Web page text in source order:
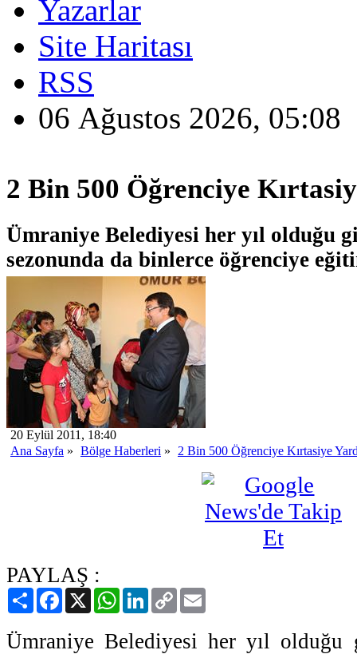
Yazarlar
Site Haritası
RSS
06 Ağustos 2026, 05:08
2 Bin 500 Öğrenciye
Ümraniye Belediyesi her yıl olduğu
sezonunda da binlerce öğrenciye
20 Eylül 2011, 18:40
Ana Sayfa » Bölge Haberleri » 2 Bin 500 Öğrenciye Kırtasiye
PAYLAŞ :
PaylaşFacebook
X WhatsAppLinkedIn
Copy
Link
Ümraniye Belediyesi her yıl